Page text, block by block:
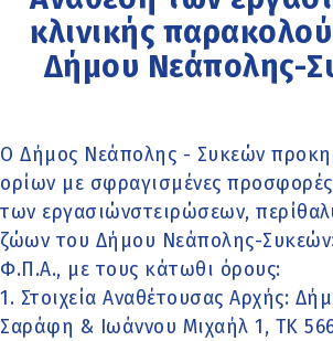
κλινικής
Δήμου Νεάπολης-
Ο Δήμος Νεάπολης - Συκεών
ορίων με σφραγισμένες
των εργασιώνστειρώσεων,
ζώων του Δήμου Νεάπολης-
Φ.Π.Α., με τους κάτωθι όρους:
1. Στοιχεία Αναθέτουσας Αρχής:
Σαράφη & Ιωάννου Μιχαήλ 1, ΤΚ